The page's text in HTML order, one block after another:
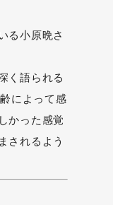
る小原晩さ
く語られる
によって感
かった感覚
されるよう